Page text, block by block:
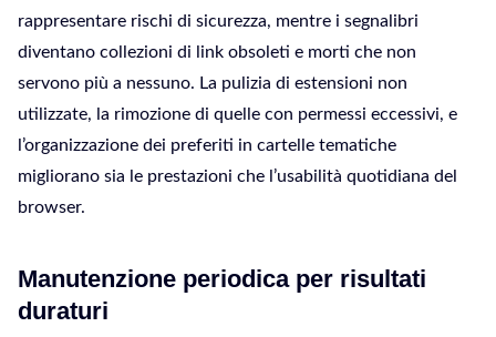
rappresentare rischi di sicurezza, mentre i segnalibri
diventano collezioni di link obsoleti e morti che non
servono più a nessuno. La pulizia di estensioni non
utilizzate, la rimozione di quelle con permessi eccessivi, e
l’organizzazione dei preferiti in cartelle tematiche
migliorano sia le prestazioni che l’usabilità quotidiana del
browser.
Manutenzione periodica per risultati
duraturi